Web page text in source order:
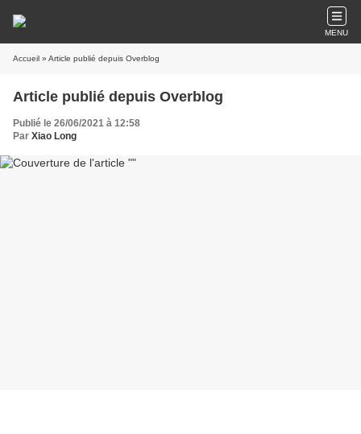
MENU
Accueil » Article publié depuis Overblog
Article publié depuis Overblog
Publié le 26/06/2021 à 12:58
Par Xiao Long